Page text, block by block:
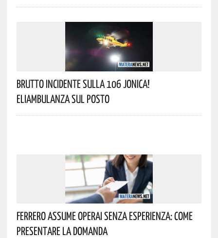
Brutto Incidente Sulla 106 Jonica!
Eliambulanza Sul Posto
Ferrero Assume Operai Senza Esperienza: Come
Presentare La Domanda